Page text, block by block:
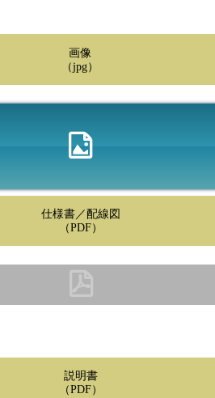
画像
（jpg）
仕様書／配線図
（PDF）
説明書
（PDF）